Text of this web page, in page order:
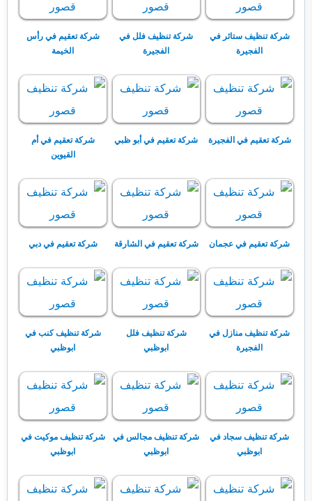
شركة تنظيف ستائر في
الفجيرة
شركة تنظيف فلل في
الفجيرة
شركة تعقيم في رأس
الخيمة
شركة تعقيم في الفجيرة شركة تعقيم في أبو ظبي
شركة تعقيم في أم
القيوين
شركة تعقيم في عجمان شركة تعقيم في الشارقة شركة تعقيم في دبي
شركة تنظيف منازل في
الفجيرة
شركة تنظيف فلل
ابوظبي
شركة تنظيف كنب في
ابوظبي
شركة تنظيف سجاد في
ابوظبي
شركة تنظيف مجالس في
ابوظبي
شركة تنظيف موكيت في
ابوظبي